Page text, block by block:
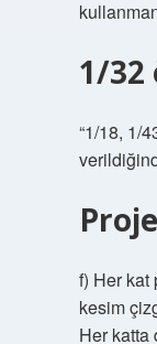
1/32
“1/18, 1/
f) Her kat
kesim
Her katta